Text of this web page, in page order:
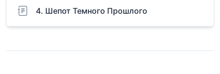
4. Шепот Темного Прошлого